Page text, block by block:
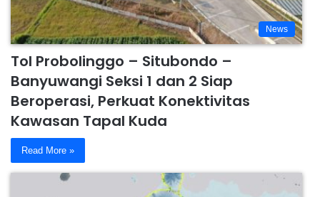
News
Tol Probolinggo – Situbondo –
Banyuwangi Seksi 1 dan 2 Siap
Beroperasi, Perkuat Konektivitas
Kawasan Tapal Kuda
Read More »